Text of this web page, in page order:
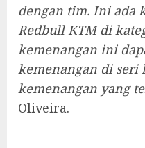
dengan tim. Ini ada
Redbull KTM di
kemenangan ini
kemenangan di seri
kemenangan yang
Oliveira.